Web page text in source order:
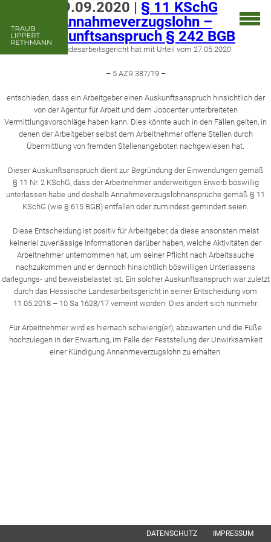
09.09.2020 | § 11 KSchG
Annahmeverzugslohn –
Auskunftsanspruch § 242 BGB
Das Bundesarbeitsgericht hat mit Urteil vom 27.05.2020
– 5 AZR 387/19 –
entschieden, dass ein Arbeitgeber einen Auskunftsanspruch hinsichtlich der
von der Agentur für Arbeit und dem Jobcenter unterbreiteten
Vermittlungsvorschläge haben kann. Dies könnte auch in den Fällen gelten, in
denen der Arbeitgeber selbst dem Arbeitnehmer offene Stellen durch
Übermittlung von fremden Stellenangeboten nachgewiesen hat.
Dieser Auskunftsanspruch dient zur Begründung der Einwendungen gemäß
§ 11 Nr. 2 KSchG, dass der Arbeitnehmer anderweitigen Erwerb böswillig
unterlassen habe und deshalb Annahmeverzugslohnansprüche gemäß § 11
KSchG (wie § 615 BGB) entfallen oder zumindest gemindert seien.
Diese Entscheidung ist positiv für Arbeitgeber, da diese ansonsten meist
keinerlei zuverlässige Informationen darüber haben, welche Aktivitäten der
Arbeitnehmer unternommen hat, um seiner Pflicht nach Arbeitssuche
nachzukommen und er dennoch hinsichtlich böswilligen Unterlassens
darlegungs- und beweisbelastet ist. Ein solcher Auskunftsanspruch war zuletzt
durch das Hessische Landesarbeitsgericht in seiner Entscheidung vom
11.05.2018 – 10 Sa 1628/17 verneint worden. Dies ändert sich nunmehr.
Für Arbeitnehmer wird es hiernach schwierig(er), abzuwarten und die Füße
hochzulegen in der Erwartung, im Falle der Feststellung der Unwirksamkeit
einer Kündigung Annahmeverzugslohn zu erhalten.
DATENSCHUTZ IMPRESSUM